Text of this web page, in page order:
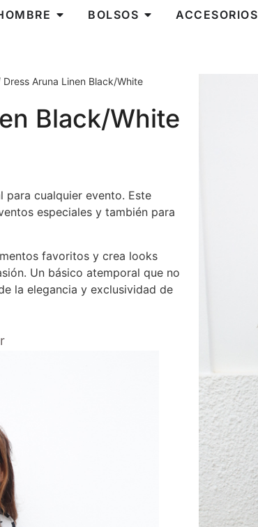
BOLSOS ACCESORIOS
Dress Aruna Linen Black/White
Black/White
para cualquier evento. Este
especiales y también para
favoritos y crea looks
Un básico atemporal que no
la elegancia y exclusividad de